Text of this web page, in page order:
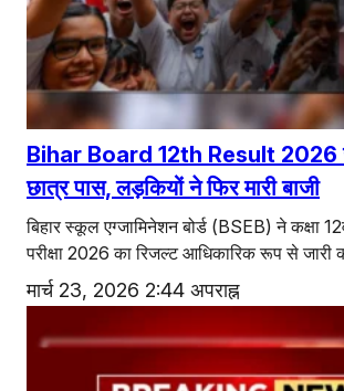
Bihar Board 12th Result 2026
छात्र पास, लड़कियों ने फिर मारी बाजी
बिहार स्कूल एग्जामिनेशन बोर्ड (BSEB) ने कक्षा
परीक्षा 2026 का रिजल्ट आधिकारिक रूप से जारी
मार्च 23, 2026 2:44 अपराह्न